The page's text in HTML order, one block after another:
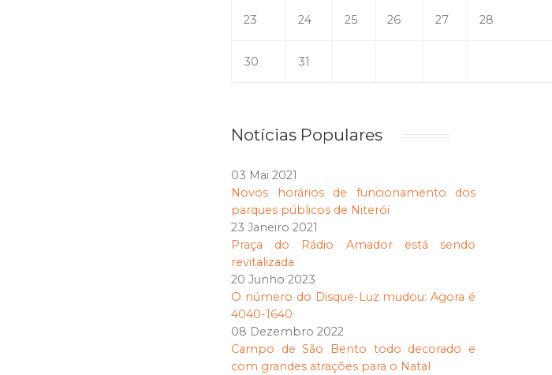
23 24 25 26 27 28
30 31
Notícias Populares
03 Mai 2021
Novos horários de funcionamento dos
parques públicos de Niterói
23 Janeiro 2021
Praça do Rádio Amador está sendo
revitalizada
20 Junho 2023
O número do Disque-Luz mudou: Agora é
4040-1640
08 Dezembro 2022
Campo de São Bento todo decorado e
com grandes atrações para o Natal